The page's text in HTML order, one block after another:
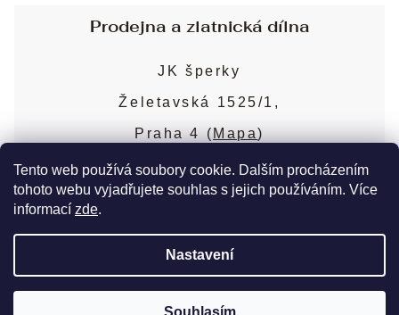
Tento web používá soubory cookie. Dalším procházením
tohoto webu vyjadřujete souhlas s jejich používáním. Více
informací zde.
Nastavení
Souhlasím
Sjednání osobní schůzky
Obchodní podmínky
Puncovní značky
Blog
Nejčastější dotazy
Prodejna a zlatnická dílna
JK šperky
Želetavská 1525/1,
Praha 4 ( Mapa)
Více o prodejně
Copyright 2026JK šperky. Všechna práva
Upravit nastavení cookies